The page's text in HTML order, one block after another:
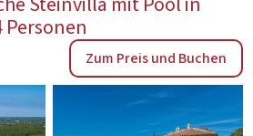
Personen
Zum Preis und Buchen